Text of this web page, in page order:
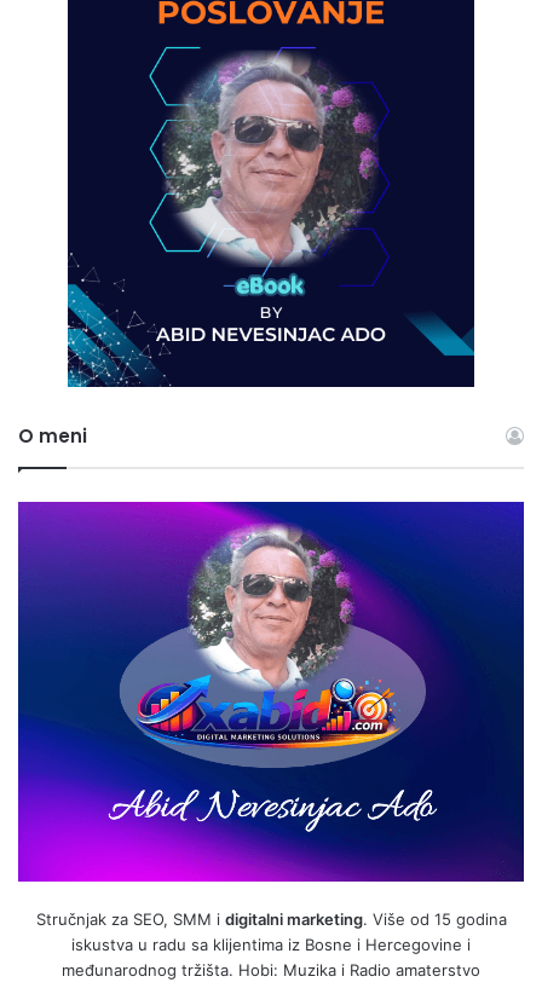
O meni
Stručnjak za SEO, SMM i digitalni marketing. Više od 15 godina
iskustva u radu sa klijentima iz Bosne i Hercegovine i
međunarodnog tržišta. Hobi: Muzika i Radio amaterstvo